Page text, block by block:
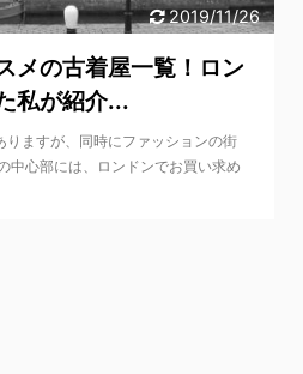
2019/11/26
メの古着屋一覧！ロン
私が紹介...
りますが、同時にファッションの街
中心部には、ロンドンでお買い求め